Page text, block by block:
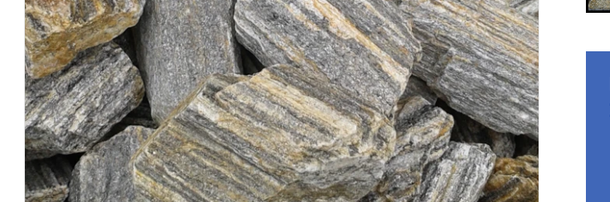
ARCHITEKTURA MIEJSKA
USŁUGI
KRUSZYWA
NARZĘDZIA
ŚRODKI CZYSZCZĄCE I BARWIĄCE
ASORTYMENT NA INDYWIDUALNE
ZAMÓWIENIA